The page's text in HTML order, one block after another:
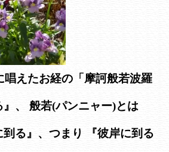
唱えたお経の「摩訶般若波羅
、 般若(パンニャー)とは
る』、つまり 『彼岸に到る